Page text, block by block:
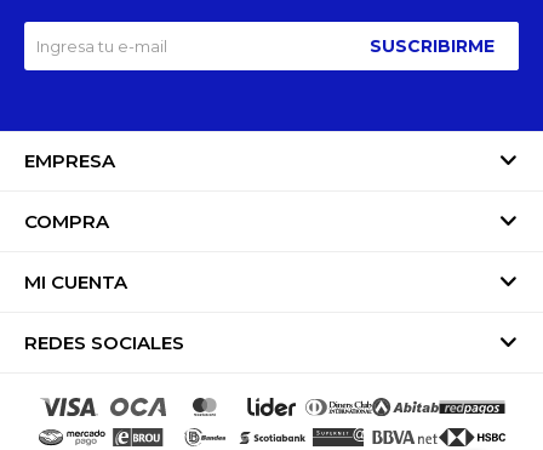
EMPRESA
COMPRA
MI CUENTA
REDES SOCIALES
SUSCRIBIRME